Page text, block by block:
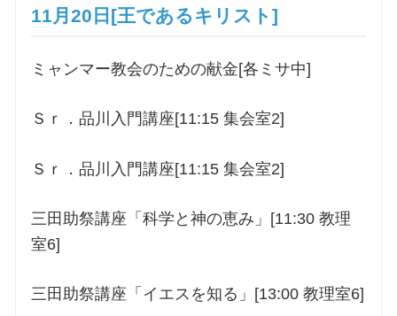
11月20日[王であるキリスト]
ミャンマー教会のための献金[各ミサ中]
Ｓｒ．品川入門講座[11:15 集会室2]
Ｓｒ．品川入門講座[11:15 集会室2]
三田助祭講座「科学と神の恵み」[11:30 教理
室6]
三田助祭講座「イエスを知る」[13:00 教理室6]